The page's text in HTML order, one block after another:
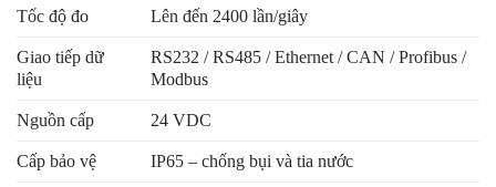
Tốc độ đo Lên đến 2400 lần/giây
Giao tiếp dữ
liệu
RS232 / RS485 / Ethernet / CAN / Profibus /
Modbus
Nguồn cấp 24 VDC
Cấp bảo vệ IP65 – chống bụi và tia nước